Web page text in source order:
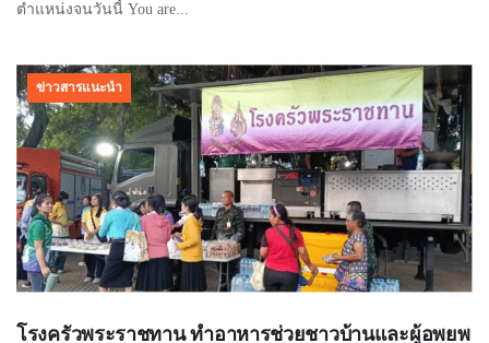
ตำแหน่งจนวันนี้ You are...
ข่าวสารแนะนำ
โรงครัวพระราชทาน ทำอาหารช่วยชาวบ้านและผู้อพยพ